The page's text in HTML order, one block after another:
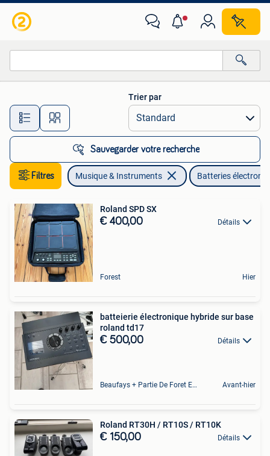
Toutes les distances…
Trier par
Sauvegarder votre recherche
Filtres Musique & Instruments Batteries
Roland SPD SX
€ 400,00 Détails
Forest Hier
batteierie électronique hybride sur base
roland td17
€ 500,00 Détails
Beaufays + Partie De Foret Et De Tilff Avant-hier
Roland RT30H / RT10S / RT10K
€ 150,00 Détails